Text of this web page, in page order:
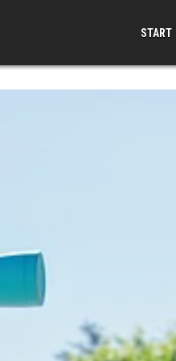
START